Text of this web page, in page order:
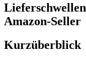
Amazon-Seller
Kurzüberblick